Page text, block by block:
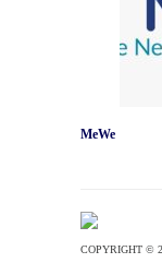
MeWe
COPYRIGHT ©